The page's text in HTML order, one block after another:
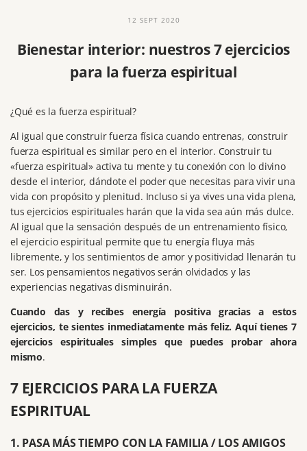
12 SEPT 2020
Bienestar interior: nuestros 7 ejercicios
para la fuerza espiritual
¿Qué es la fuerza espiritual?
Al igual que construir fuerza física cuando entrenas, construir
fuerza espiritual es similar pero en el interior. Construir tu
«fuerza espiritual» activa tu mente y tu conexión con lo divino
desde el interior, dándote el poder que necesitas para vivir una
vida con propósito y plenitud. Incluso si ya vives una vida plena,
tus ejercicios espirituales harán que la vida sea aún más dulce.
Al igual que la sensación después de un entrenamiento físico,
el ejercicio espiritual permite que tu energía fluya más
libremente, y los sentimientos de amor y positividad llenarán tu
ser. Los pensamientos negativos serán olvidados y las
experiencias negativas disminuirán.
Cuando das y recibes energía positiva gracias a estos
ejercicios, te sientes inmediatamente más feliz. Aquí tienes 7
ejercicios espirituales simples que puedes probar ahora
mismo.
7 EJERCICIOS PARA LA FUERZA
ESPIRITUAL
1. PASA MÁS TIEMPO CON LA FAMILIA / LOS AMIGOS